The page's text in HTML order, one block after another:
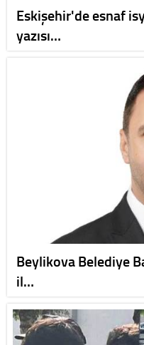
Eskişehir'de esnaf
yazısı…
Beylikova Belediye
il…